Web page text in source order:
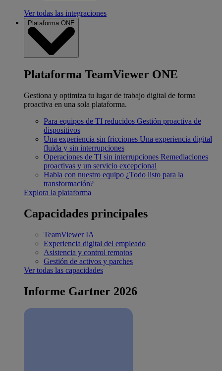
Ver todas las integraciones
Plataforma ONE
Plataforma TeamViewer ONE
Gestiona y optimiza tu lugar de trabajo digital de forma
proactiva en una sola plataforma.
Para equipos de TI reducidos Gestión proactiva de
dispositivos
Una experiencia sin fricciones Una experiencia digital
fluida y sin interrupciones
Operaciones de TI sin interrupciones Remediaciones
proactivas y un servicio excepcional
Habla con nuestro equipo ¿Todo listo para la
transformación?
Explora la plataforma
Capacidades principales
TeamViewer IA
Experiencia digital del empleado
Asistencia y control remotos
Gestión de activos y parches
Ver todas las capacidades
Informe Gartner 2026